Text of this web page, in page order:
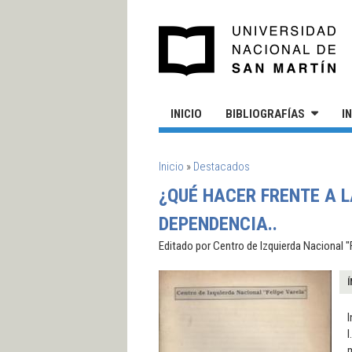
INICIO BIBLIOGRAFÍAS
SE ENCUENTRA USTED AQUÍ
Inicio » Destacados
¿QUÉ HACER FRENTE A
DEPENDENCIA..
Editado por Centro de Izquierda Nacional